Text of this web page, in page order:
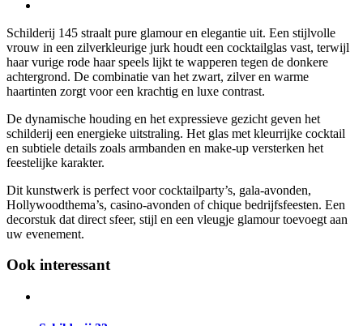
Schilderij 145 straalt pure glamour en elegantie uit. Een stijlvolle
vrouw in een zilverkleurige jurk houdt een cocktailglas vast, terwijl
haar vurige rode haar speels lijkt te wapperen tegen de donkere
achtergrond. De combinatie van het zwart, zilver en warme
haartinten zorgt voor een krachtig en luxe contrast.
De dynamische houding en het expressieve gezicht geven het
schilderij een energieke uitstraling. Het glas met kleurrijke cocktail
en subtiele details zoals armbanden en make-up versterken het
feestelijke karakter.
Dit kunstwerk is perfect voor cocktailparty’s, gala-avonden,
Hollywoodthema’s, casino-avonden of chique bedrijfsfeesten. Een
decorstuk dat direct sfeer, stijl en een vleugje glamour toevoegt aan
uw evenement.
Ook interessant